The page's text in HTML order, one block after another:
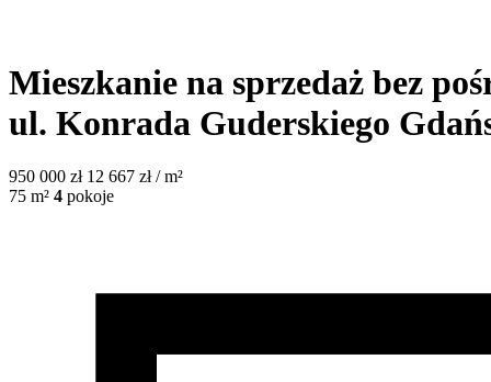
Mieszkanie na sprzedaż bez
ul. Konrada Guderskiego
950 000 zł 12 667 zł / m²
75 m² 4 pokoje